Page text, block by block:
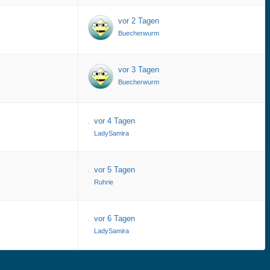
vor 2 Tagen
Buecherwurm
vor 3 Tagen
Buecherwurm
vor 4 Tagen
LadySamira
vor 5 Tagen
Ruhrie
vor 6 Tagen
LadySamira